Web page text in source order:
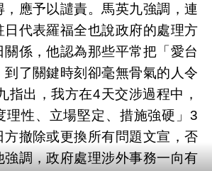
，應予以譴責。馬英九強調，連
日代表羅福全也說政府的處理方
係，他認為那些平常把「愛台
到了關鍵時刻卻毫無骨氣的人令
指出，我方在4天交涉過程中，
理性、立場堅定、措施強硬」3
方撤除或更換所有問題文宣，否
強調，政府處理涉外事務一向有